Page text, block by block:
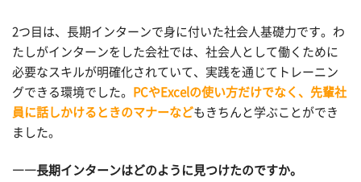
2つ目は、長期インターンで身に付いた社会人基礎力です。わ
たしがインターンをした会社では、社会人として働くために
必要なスキルが明確化されていて、実践を通じてトレーニン
グできる環境でした。 PCやExcelの使い方だけでなく、先輩社
員に話しかけるときのマナーなどもきちんと学ぶことができ
ました。
――長期インターンはどのように見つけたのですか。